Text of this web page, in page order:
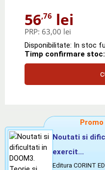
56,76 lei
PRP: 63,00 lei
Disponibilitate: In stoc
Timp confirmare
Noutati si
exercit...
Editura CORINT